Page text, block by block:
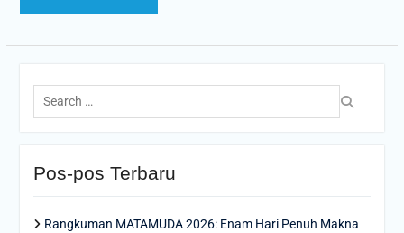
Search
for:
Pos-pos Terbaru
Rangkuman MATAMUDA 2026: Enam Hari Penuh Makna